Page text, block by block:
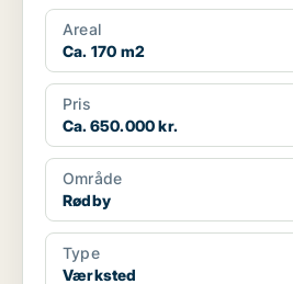
Areal
Ca. 170 m2
Pris
Ca. 650.000 kr.
Område
Rødby
Type
Værksted